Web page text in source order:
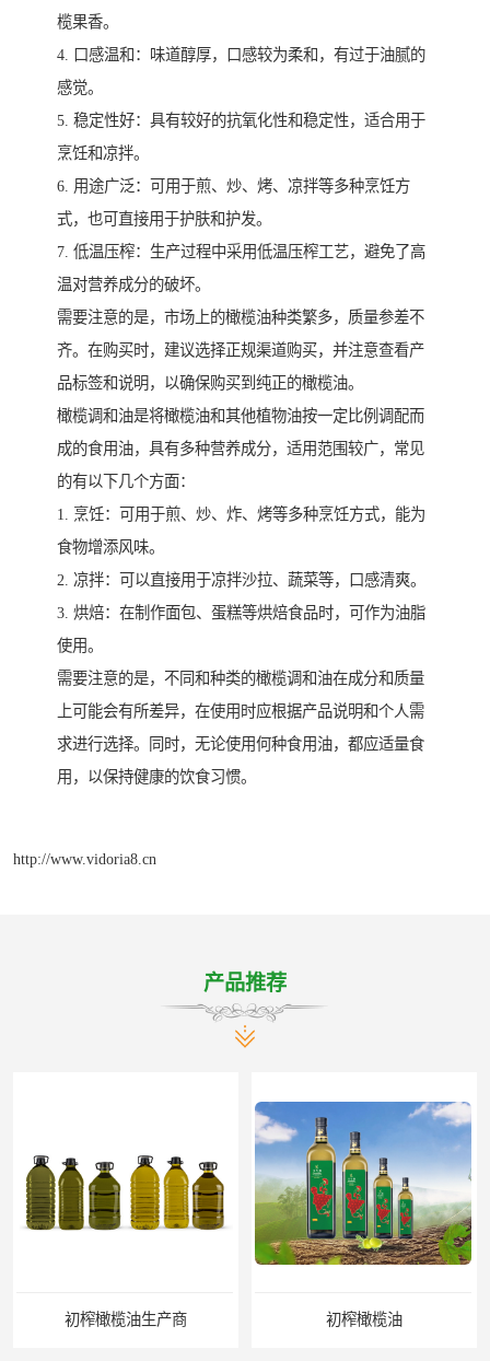
榄果香。
4. 口感温和：味道醇厚，口感较为柔和，有过于油腻的
感觉。
5. 稳定性好：具有较好的抗氧化性和稳定性，适合用于
烹饪和凉拌。
6. 用途广泛：可用于煎、炒、烤、凉拌等多种烹饪方
式，也可直接用于护肤和护发。
7. 低温压榨：生产过程中采用低温压榨工艺，避免了高
温对营养成分的破坏。
需要注意的是，市场上的橄榄油种类繁多，质量参差不
齐。在购买时，建议选择正规渠道购买，并注意查看产
品标签和说明，以确保购买到纯正的橄榄油。
橄榄调和油是将橄榄油和其他植物油按一定比例调配而
成的食用油，具有多种营养成分，适用范围较广，常见
的有以下几个方面：
1. 烹饪：可用于煎、炒、炸、烤等多种烹饪方式，能为
食物增添风味。
2. 凉拌：可以直接用于凉拌沙拉、蔬菜等，口感清爽。
3. 烘焙：在制作面包、蛋糕等烘焙食品时，可作为油脂
使用。
需要注意的是，不同和种类的橄榄调和油在成分和质量
上可能会有所差异，在使用时应根据产品说明和个人需
求进行选择。同时，无论使用何种食用油，都应适量食
用，以保持健康的饮食习惯。
http://www.vidoria8.cn
产品推荐
初榨橄榄油生产商 初榨橄榄油